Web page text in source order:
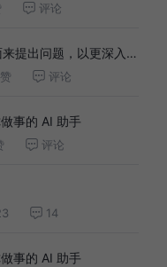
评论
提出问题，以更深入地
评论
事的 AI 助手
评论
14
事的 AI 助手